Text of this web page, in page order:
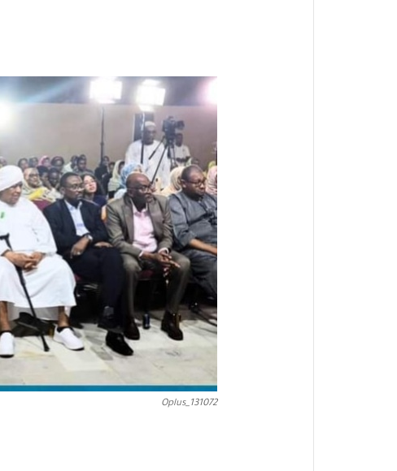
Oplus_131072